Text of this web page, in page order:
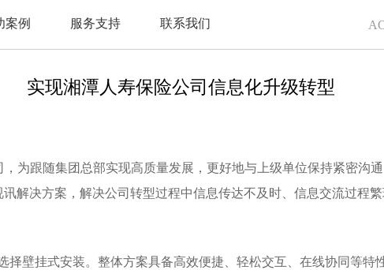
案例 服务支持 联系我们
实现湘潭人寿保险公司信息化升级转型
为跟随集团总部实现高质量发展，更好地与上级单位保持紧密沟
解决方案，解决公司转型过程中信息传达不及时、信息交流过程
择壁挂式安装。整体方案具备高效便捷、轻松交互、在线协同等